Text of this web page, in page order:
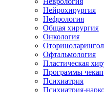
Нейрохирургия
Нефрология
Общая хирургия
Онкология
Офтальмология
Пластическая
Программы чекап
Психиатрия
Психиатрия-